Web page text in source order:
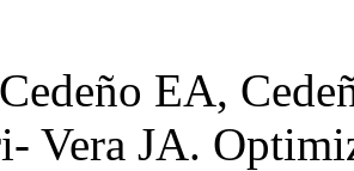
EA,
Vera JA.